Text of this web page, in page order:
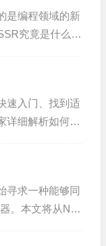
是编程领域的新
究竟是什么？
速入门、找到适
详细解析如何打
寻求一种能够同
。本文将从Nod